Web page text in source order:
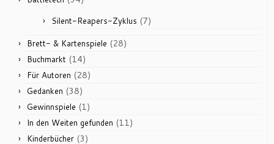
Silent-Reapers-Zyklus (7)
Brett- & Kartenspiele (28)
Buchmarkt (14)
Für Autoren (28)
Gedanken (38)
Gewinnspiele (1)
In den Weiten gefunden (11)
Kinderbücher (3)